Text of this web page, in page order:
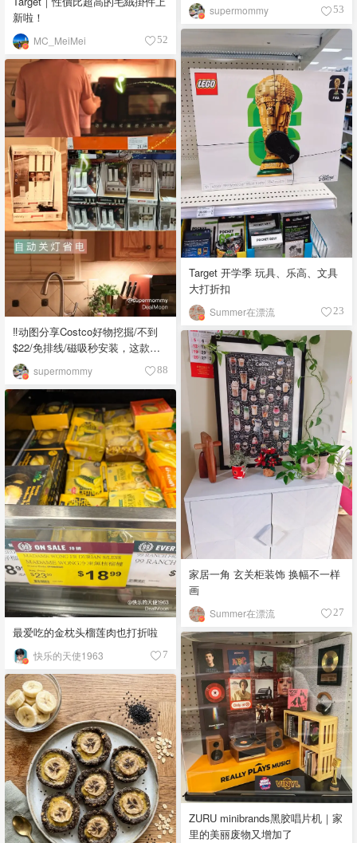
supermommy 53
新啦！
MC_MeiMei 52
Target 开学季 玩具、乐高、文具
大打折扣
Summer在漂流 23
‼️动图分享Costco好物挖掘/不到
$22/免排线/磁吸秒安装，这款神
仙柜底灯拯救了我厨房
supermommy 88
家居一角 玄关柜装饰 换幅不一样
画
Summer在漂流 27
最爱吃的金枕头榴莲肉也打折啦
快乐的天使1963 7
ZURU minibrands黑胶唱片机｜家
里的美丽废物又增加了